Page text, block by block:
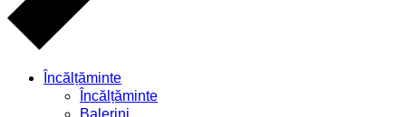
Încălțăminte
Încălțăminte
Balerini